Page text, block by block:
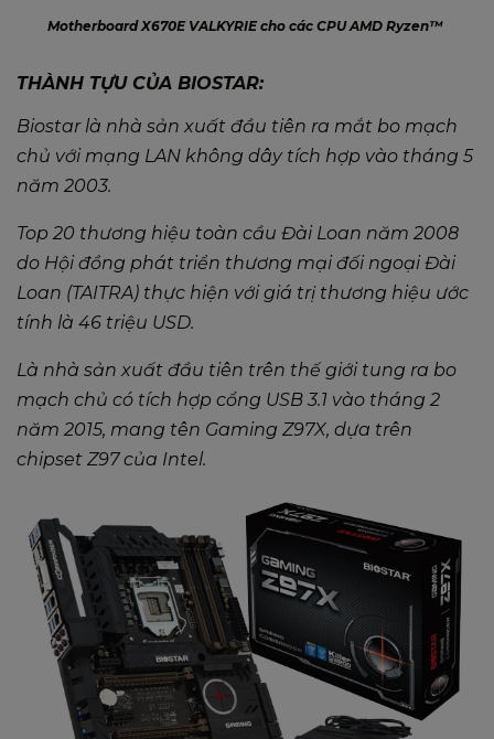
Motherboard X670E VALKYRIE cho các CPU AMD Ryzen™
THÀNH TỰU CỦA BIOSTAR:
Biostar là nhà sản xuất đầu tiên ra mắt bo mạch
chủ với mạng LAN không dây tích hợp vào tháng 5
năm 2003.
Top 20 thương hiệu toàn cầu Đài Loan năm 2008
do Hội đồng phát triển thương mại đối ngoại Đài
Loan (TAITRA) thực hiện với giá trị thương hiệu ước
tính là 46 triệu USD.
Là nhà sản xuất đầu tiên trên thế giới tung ra bo
mạch chủ có tích hợp cổng USB 3.1 vào tháng 2
năm 2015, mang tên Gaming Z97X, dựa trên
chipset Z97 của Intel.